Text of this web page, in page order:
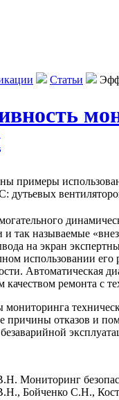
Статьи
примеры
дутьевых
и так называемые
на экран
использовании его
Автоматическая
качеством ремонта с
причины отказов и
Мониторинг
Бойченко С.Н.,